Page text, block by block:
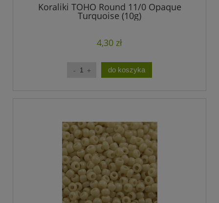
Koraliki TOHO Round 11/0 Opaque
Turquoise (10g)
4,30 zł
do koszyka